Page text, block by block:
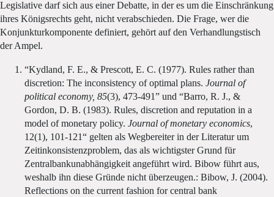
Legislative darf sich aus einer Debatte, in der es um die Einschränkung
ihres Königsrechts geht, nicht verabschieden. Die Frage, wer die
Konjunkturkomponente definiert, gehört auf den Verhandlungstisch
der Ampel.
“Kydland, F. E., & Prescott, E. C. (1977). Rules rather than
discretion: The inconsistency of optimal plans. Journal of
political economy, 85(3), 473-491” und “Barro, R. J., &
Gordon, D. B. (1983). Rules, discretion and reputation in a
model of monetary policy. Journal of monetary economics,
12(1), 101-121“ gelten als Wegbereiter in der Literatur um
Zeitinkonsistenzproblem, das als wichtigster Grund für
Zentralbankunabhängigkeit angeführt wird. Bibow führt aus,
weshalb ihn diese Gründe nicht überzeugen.: Bibow, J. (2004).
Reflections on the current fashion for central bank